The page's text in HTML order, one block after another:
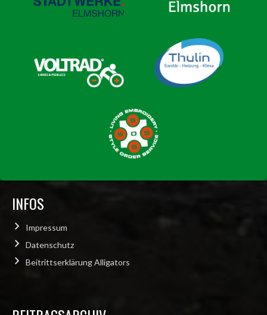
INFOS
Impressum
Datenschutz
Beitrittserklärung Alligators